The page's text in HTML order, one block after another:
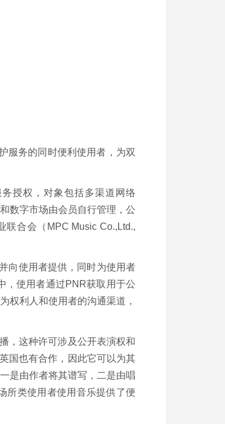
服务的同时便利使用者，为双
授权，对象包括多渠道网络
数字市场由会员自行管理，公
合会（MPC Music Co.,Ltd.,
向使用者提供，同时为使用者
，使用者通过PNR获取用于公
权利人和使用者的沟通渠道，
，这种许可涉及公开表演权和
国也有合作，因此它可以为其
是由作者将其谱写，二是由唱
所类使用者使用音乐提供了便